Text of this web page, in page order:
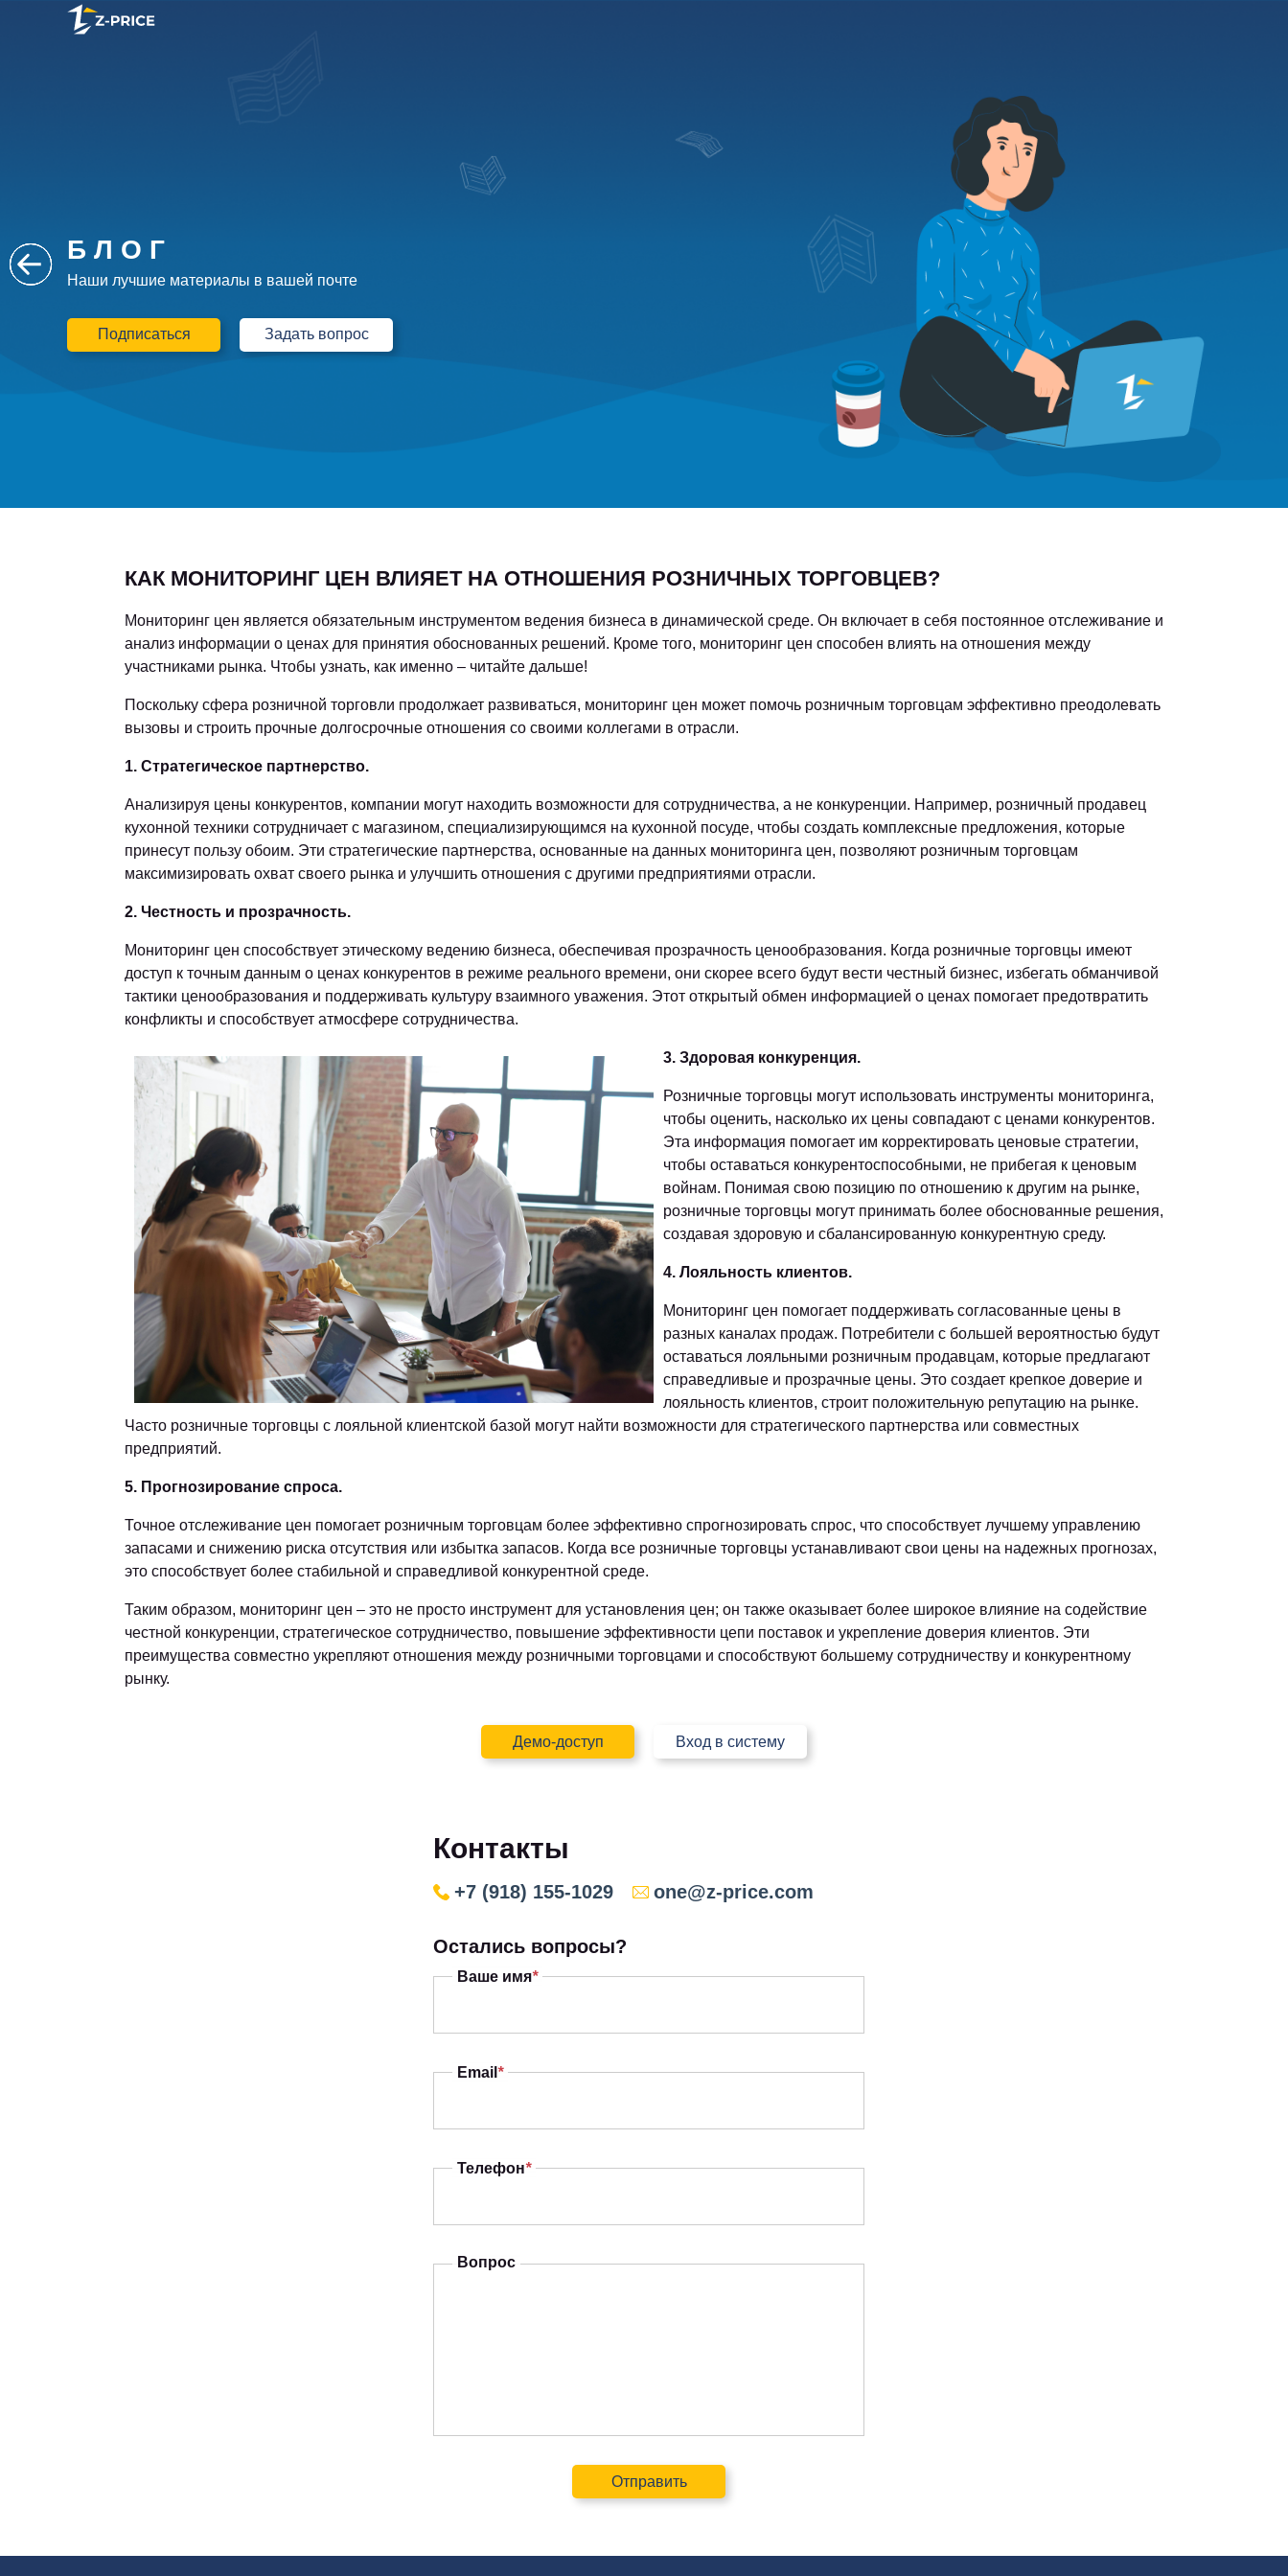
Б Л О Г
Наши лучшие материалы в вашей почте
Подписаться Задать вопрос
КАК МОНИТОРИНГ ЦЕН ВЛИЯЕТ НА ОТНОШЕНИЯ РОЗНИЧНЫХ ТОРГОВЦЕВ?
Мониторинг цен является обязательным инструментом ведения бизнеса в динамической среде. Он включает в себя постоянное отслеживание и
анализ информации о ценах для принятия обоснованных решений. Кроме того, мониторинг цен способен влиять на отношения между
участниками рынка. Чтобы узнать, как именно – читайте дальше!
Поскольку сфера розничной торговли продолжает развиваться, мониторинг цен может помочь розничным торговцам эффективно преодолевать
вызовы и строить прочные долгосрочные отношения со своими коллегами в отрасли.
1. Стратегическое партнерство.
Анализируя цены конкурентов, компании могут находить возможности для сотрудничества, а не конкуренции. Например, розничный продавец
кухонной техники сотрудничает с магазином, специализирующимся на кухонной посуде, чтобы создать комплексные предложения, которые
принесут пользу обоим. Эти стратегические партнерства, основанные на данных мониторинга цен, позволяют розничным торговцам
максимизировать охват своего рынка и улучшить отношения с другими предприятиями отрасли.
2. Честность и прозрачность.
Мониторинг цен способствует этическому ведению бизнеса, обеспечивая прозрачность ценообразования. Когда розничные торговцы имеют
доступ к точным данным о ценах конкурентов в режиме реального времени, они скорее всего будут вести честный бизнес, избегать обманчивой
тактики ценообразования и поддерживать культуру взаимного уважения. Этот открытый обмен информацией о ценах помогает предотвратить
конфликты и способствует атмосфере сотрудничества.
3. Здоровая конкуренция.
Розничные торговцы могут использовать инструменты мониторинга,
чтобы оценить, насколько их цены совпадают с ценами конкурентов.
Эта информация помогает им корректировать ценовые стратегии,
чтобы оставаться конкурентоспособными, не прибегая к ценовым
войнам. Понимая свою позицию по отношению к другим на рынке,
розничные торговцы могут принимать более обоснованные решения,
создавая здоровую и сбалансированную конкурентную среду.
4. Лояльность клиентов.
Мониторинг цен помогает поддерживать согласованные цены в
разных каналах продаж. Потребители с большей вероятностью будут
оставаться лояльными розничным продавцам, которые предлагают
справедливые и прозрачные цены. Это создает крепкое доверие и
лояльность клиентов, строит положительную репутацию на рынке.
Часто розничные торговцы с лояльной клиентской базой могут найти возможности для стратегического партнерства или совместных
предприятий.
5. Прогнозирование спроса.
Точное отслеживание цен помогает розничным торговцам более эффективно спрогнозировать спрос, что способствует лучшему управлению
запасами и снижению риска отсутствия или избытка запасов. Когда все розничные торговцы устанавливают свои цены на надежных прогнозах,
это способствует более стабильной и справедливой конкурентной среде.
Таким образом, мониторинг цен – это не просто инструмент для установления цен; он также оказывает более широкое влияние на содействие
честной конкуренции, стратегическое сотрудничество, повышение эффективности цепи поставок и укрепление доверия клиентов. Эти
преимущества совместно укрепляют отношения между розничными торговцами и способствуют большему сотрудничеству и конкурентному
рынку.
Демо-доступ Вход в систему
Контакты
+7 (918) 155-1029 one@z-price.com
Остались вопросы?
Ваше имя*
Email *
Телефон*
Вопрос
Отправить